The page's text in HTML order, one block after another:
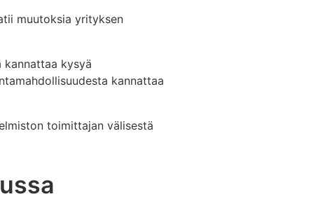
muutoksia yrityksen
kysyä
kannattaa
toimittajan välisestä